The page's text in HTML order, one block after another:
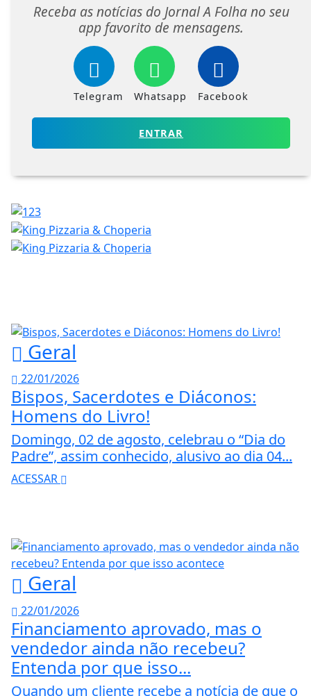
Receba as notícias do Jornal A Folha no seu
app favorito de mensagens.
Telegram Whatsapp Facebook
ENTRAR
Geral
22/01/2026
Bispos, Sacerdotes e Diáconos:
Homens do Livro!
Domingo, 02 de agosto, celebrau o “Dia do
Padre”, assim conhecido, alusivo ao dia 04...
ACESSAR
Geral
22/01/2026
Financiamento aprovado, mas o
vendedor ainda não recebeu?
Entenda por que isso...
Quando um cliente recebe a notícia de que o